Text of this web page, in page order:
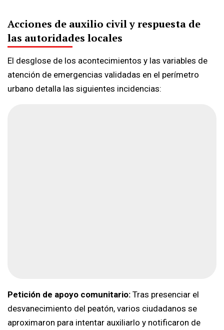
Acciones de auxilio civil y respuesta de
las autoridades locales
El desglose de los acontecimientos y las variables de
atención de emergencias validadas en el perímetro
urbano detalla las siguientes incidencias:
Petición de apoyo comunitario: Tras presenciar el
desvanecimiento del peatón, varios ciudadanos se
aproximaron para intentar auxiliarlo y notificaron de